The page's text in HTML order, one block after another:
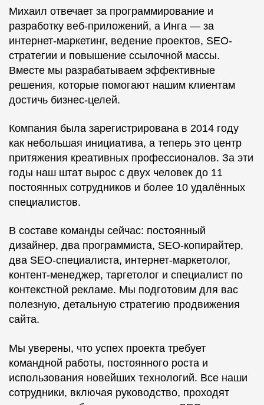
Михаил отвечает за программирование и
разработку веб-приложений, а Инга — за
интернет-маркетинг, ведение проектов, SEO-
стратегии и повышение ссылочной массы.
Вместе мы разрабатываем эффективные
решения, которые помогают нашим клиентам
достичь бизнес-целей.
Компания была зарегистрирована в 2014 году
как небольшая инициатива, а теперь это центр
притяжения креативных профессионалов. За эти
годы наш штат вырос с двух человек до 11
постоянных сотрудников и более 10 удалённых
специалистов.
В составе команды сейчас: постоянный
дизайнер, два программиста, SEO-копирайтер,
два SEO-специалиста, интернет-маркетолог,
контент-менеджер, таргетолог и специалист по
контекстной рекламе. Мы подготовим для вас
полезную, детальную стратегию продвижения
сайта.
Мы уверены, что успех проекта требует
командной работы, постоянного роста и
использования новейших технологий. Все наши
сотрудники, включая руководство, проходят